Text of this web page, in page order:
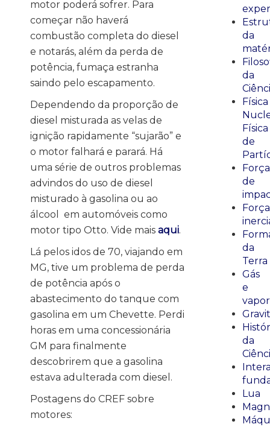
motor poderá sofrer. Para
começar não haverá
combustão completa do diesel
e notarás, além da perda de
potência, fumaça estranha
saindo pelo escapamento.
Dependendo da proporção de
diesel misturada as velas de
ignição rapidamente “sujarão” e
o motor falhará e parará. Há
uma série de outros problemas
advindos do uso de diesel
misturado à gasolina ou ao
álcool em automóveis como
motor tipo Otto. Vide mais aqui.
Lá pelos idos de 70, viajando em
MG, tive um problema de perda
de potência após o
abastecimento do tanque com
gasolina em um Chevette. Perdi
horas em uma concessionária
GM para finalmente
descobrirem que a gasolina
estava adulterada com diesel.
Postagens do CREF sobre
motores:
da
da
Física
Física
de
Força
de
da
Terra
Gás
e
vapor
da
Lua